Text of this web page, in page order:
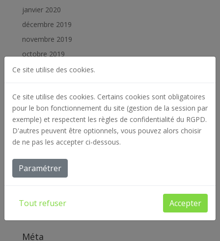
janvier 2020
décembre 2019
novembre 2019
octobre 2019
septembre 2019
juin 2019
février 2019
janvier 2019
Actualités
Méta
Ce site utilise des cookies.
Ce site utilise des cookies. Certains cookies sont obligatoires
pour le bon fonctionnement du site (gestion de la session par
exemple) et respectent les règles de confidentialité du RGPD.
D'autres peuvent être optionnels, vous pouvez alors choisir
de ne pas les accepter ci-dessous.
Paramétrer
Tout refuser Accepter